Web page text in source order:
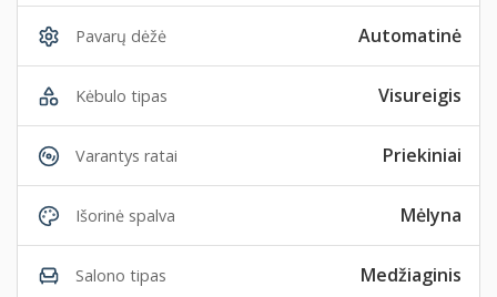
Pavarų dėžė Automatinė
Kėbulo tipas Visureigis
Varantys ratai Priekiniai
Išorinė spalva Mėlyna
Salono tipas Medžiaginis